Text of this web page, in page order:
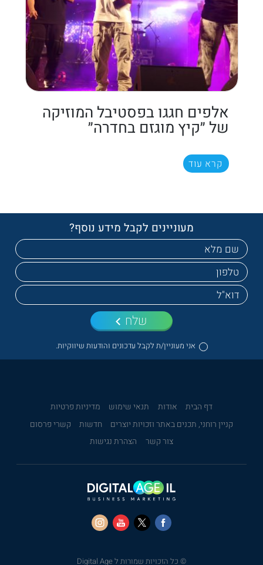
אלפים חגגו בפסטיבל המוזיקה
של ״קיץ מוגזם בחדרה״
קרא עוד
מעוניינים לקבל מידע נוסף?
אני מעוניין/ת לקבל עדכונים והודעות שיווקיות.
שלח
דף הבית אודות תנאי שימוש
מדיניות פרטיות
קניין רוחני, תכנים באתר וזכויות יוצרים
חדשות
קשרי פרסום
צור קשר
הצהרת נגישות
© כל הזכויות שמורות ל Digital Age